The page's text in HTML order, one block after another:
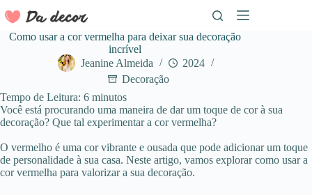
para
conteúdo
Como usar a cor vermelha para deixar sua decoração
incrível
Jeanine Almeida
2024
Decoração
Tempo de Leitura: 6 minutos
Você está procurando uma maneira de dar um toque de cor à sua
decoração? Que tal experimentar a cor vermelha?
O vermelho é uma cor vibrante e ousada que pode adicionar um toque
de personalidade à sua casa. Neste artigo, vamos explorar como usar a
cor vermelha para valorizar a sua decoração.